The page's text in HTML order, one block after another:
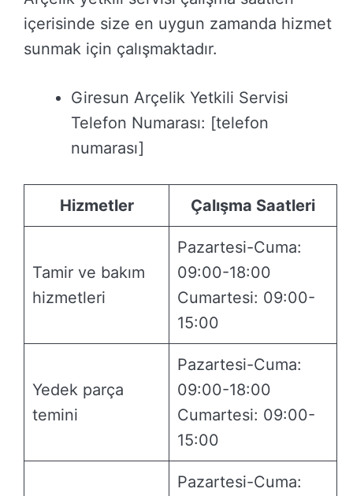
içerisinde size en uygun zamanda hizmet
sunmak için çalışmaktadır.
Giresun Arçelik Yetkili Servisi
Telefon Numarası: [telefon
numarası]
Hizmetler Çalışma Saatleri
Tamir ve bakım
hizmetleri
Pazartesi-Cuma:
09:00-18:00
Cumartesi: 09:00-
15:00
Yedek parça
temini
Pazartesi-Cuma:
09:00-18:00
Cumartesi: 09:00-
15:00
Pazartesi-Cuma: